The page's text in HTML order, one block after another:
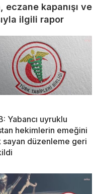
eczane kapanışı ve
ilgili rapor
Yabancı uyruklu
hekimlerin emeğini
sayan düzenleme geri